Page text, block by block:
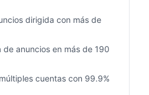
dirigida con más de
de anuncios en más de 190
cuentas con 99.9%